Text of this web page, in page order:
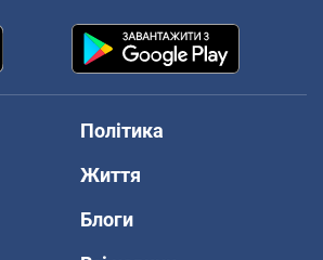
Політика
Життя
Блоги